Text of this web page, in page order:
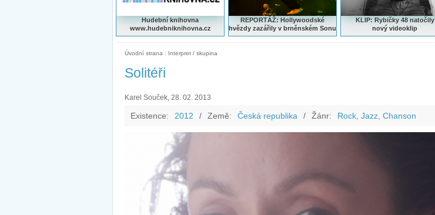
Hudební knihovna
www.hudebniknihovna.cz
REPORTÁŽ: Hollywoodské
hvězdy zazářily v brněnském Sonu
KLIP: Rybičky 48 natočily
nový videoklip
Úvodní strana | Interpret / skupina
Solitéři
Karel Souček, 28. 02. 2013
Existence: 2012 / Země: Česká republika / Žánr: Rock, Jazz, Chanson